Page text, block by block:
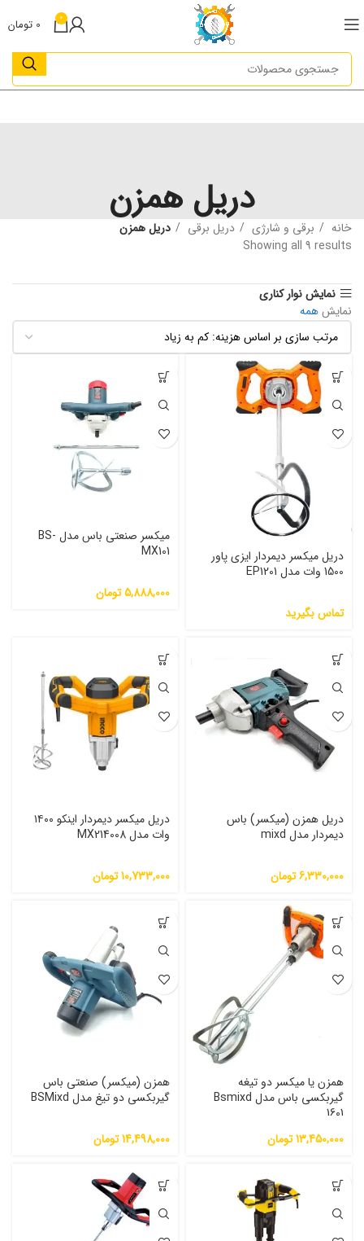
0
0 تومان
دریل همزن
خانه برقی و شارژی دریل برقی
دریل همزن
Showing all 9 results
نمایش نوار کناری
نمایشهمه
دریل میکسر دیمردار ایزی پاور
1500 وات مدل EP1201
تماس بگیرید
میکسر صنعتی باس مدل BS-
MX101
5,888,000تومان
دریل همزن (میکسر) باس
دیمردار مدل mixd
6,330,000تومان
دریل میکسر دیمردار اینکو ۱۴۰۰
وات مدل MX214008
10,733,000تومان
همزن یا میکسر دو تیغه
گیربکسی باس مدل Bsmixd
1601
13,450,000تومان
همزن (میکسر) صنعتی باس
گیربکسی دو تیغ مدل BSMixd
14,498,000تومان